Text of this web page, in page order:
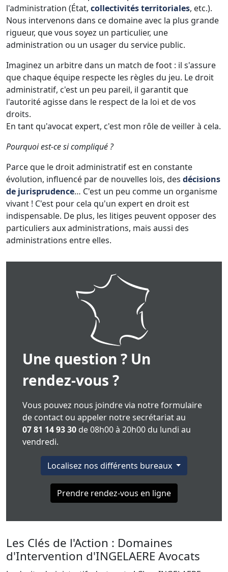
l'administration (État, collectivités territoriales, etc.).
Nous intervenons dans ce domaine avec la plus grande
rigueur, que vous soyez un particulier, une
administration ou un usager du service public.
Imaginez un arbitre dans un match de foot : il s'assure
que chaque équipe respecte les règles du jeu. Le droit
administratif, c'est un peu pareil, il garantit que
l'autorité agisse dans le respect de la loi et de vos
droits.
En tant qu'avocat expert, c'est mon rôle de veiller à cela.
Pourquoi est-ce si compliqué ?
Parce que le droit administratif est en constante
évolution, influencé par de nouvelles lois, des décisions
de jurisprudence… C'est un peu comme un organisme
vivant ! C'est pour cela qu'un expert en droit est
indispensable. De plus, les litiges peuvent opposer des
particuliers aux administrations, mais aussi des
administrations entre elles.
Une question ? Un
rendez-vous ?
Vous pouvez nous joindre via notre formulaire
de contact ou appeler notre secrétariat au
07 81 14 93 30 de 08h00 à 20h00 du lundi au
vendredi.
Localisez nos différents bureaux
Prendre rendez-vous en ligne
Les Clés de l'Action : Domaines
d'Intervention d'INGELAERE Avocats